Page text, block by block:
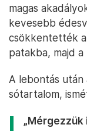
magas
kevesebb
csökkentették
patakba, majd a
A lebontás
sótartalom,
„Mérgezzük